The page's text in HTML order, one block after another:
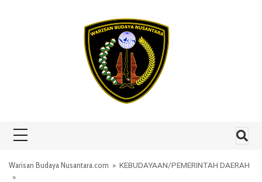
Warisan Budaya Nusantara.com » KEBUDAYAAN/PEMERINTAH DAERAH
»